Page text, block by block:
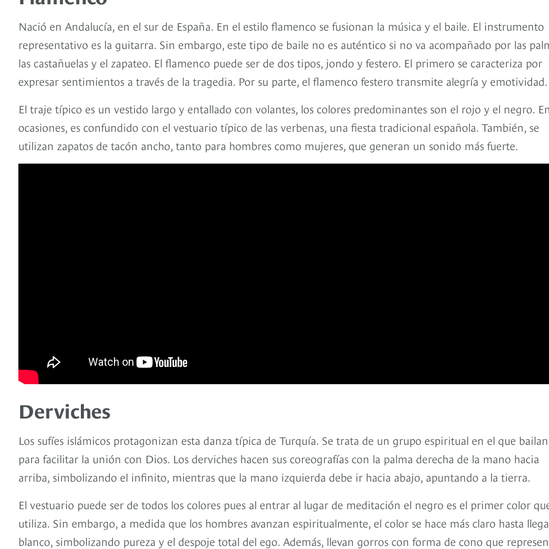
Nació en Andalucía, en el sur de España. En el estilo flamenco se fusionan la música y el baile. El instrumento
representativo es la guitarra. Sin embargo, este tipo de baile no es auténtico si no va acompañado por las
las castañuelas y el zapateo. El flamenco puede ser de dos tipos, jondo y festero. El primero se caracteriza por
expresar sentimientos a través de la tragedia. Por su parte, el flamenco festero transmite alegría y emotividad.
El traje típico es un vestido largo y entallado con volantes, los colores predominantes son el rojo y el negro. En
ocasiones, es confundido con el vestuario típico de las verbenas, una fiesta tradicional española. También, se
utilizan zapatos de tacón ancho, tanto para hombres como mujeres, que generan un sonido más fuerte.
Derviches
Los sufíes islámicos protagonizan esta danza típica de Turquía. Se trata de un grupo espiritual en el que bailan
para facilitar la unión con Dios. Los derviches hacen sus coreografías con la palma derecha de la mano hacia
arriba, simbolizando el infinito, mientras que la mano izquierda debe ir hacia abajo, apuntando a la tierra.
El vestuario puede ser de todos los colores pues al entrar al lugar de meditación el negro es el primer color
utiliza. Sin embargo, a medida que los hombres avanzan espiritualmente, el color se hace más claro hasta
blanco, simbolizando pureza y el despoje total del ego. Además, llevan gorros con forma de cono que